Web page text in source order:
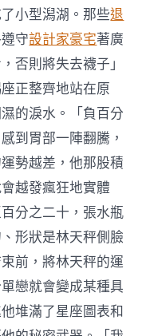
小型潟湖。那些退
守設計家豪宅著廣
否則將失去襪子」
正整齊地站在原
的淚水。「負百分
到胃部一陣翻騰，
勢越差，他那股積
越發瘋狂地實體
分之二十，張水瓶
形狀是林天秤側臉
前，將林天秤的運
戀就會變成某種具
堆滿了星座圖表和